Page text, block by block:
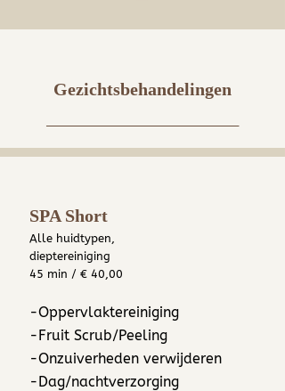
Gezichtsbehandelingen​
SPA Short
Alle huidtypen,
dieptereiniging
45 min / € 40,00
-Oppervlaktereiniging
-Fruit Scrub/Peeling
-Onzuiverheden verwijderen
-Dag/nachtverzorging